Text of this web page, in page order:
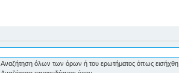
Αναζήτηση όλων των όρων ή του ερωτήματος όπως εισήχθη